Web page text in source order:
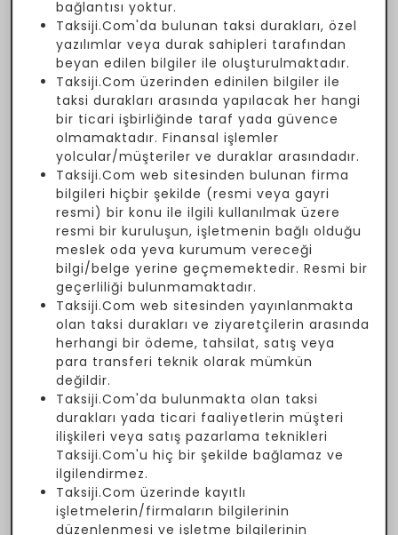
bağlantısı yoktur.
Taksiji.Com'da bulunan taksi durakları, özel
yazılımlar veya durak sahipleri tarafından
beyan edilen bilgiler ile oluşturulmaktadır.
Taksiji.Com üzerinden edinilen bilgiler ile
taksi durakları arasında yapılacak her hangi
bir ticari işbirliğinde taraf yada güvence
olmamaktadır. Finansal işlemler
yolcular/müşteriler ve duraklar arasındadır.
Taksiji.Com web sitesinden bulunan firma
bilgileri hiçbir şekilde (resmi veya gayri
resmi) bir konu ile ilgili kullanılmak üzere
resmi bir kuruluşun, işletmenin bağlı olduğu
meslek oda yeva kurumum vereceği
bilgi/belge yerine geçmemektedir. Resmi bir
geçerliliği bulunmamaktadır.
Taksiji.Com web sitesinden yayınlanmakta
olan taksi durakları ve ziyaretçilerin arasında
herhangi bir ödeme, tahsilat, satış veya
para transferi teknik olarak mümkün
değildir.
Taksiji.Com'da bulunmakta olan taksi
durakları yada ticari faaliyetlerin müşteri
ilişkileri veya satış pazarlama teknikleri
Taksiji.Com'u hiç bir şekilde bağlamaz ve
ilgilendirmez.
Taksiji.Com üzerinde kayıtlı
işletmelerin/firmaların bilgilerinin
düzenlenmesi ve işletme bilgilerinin